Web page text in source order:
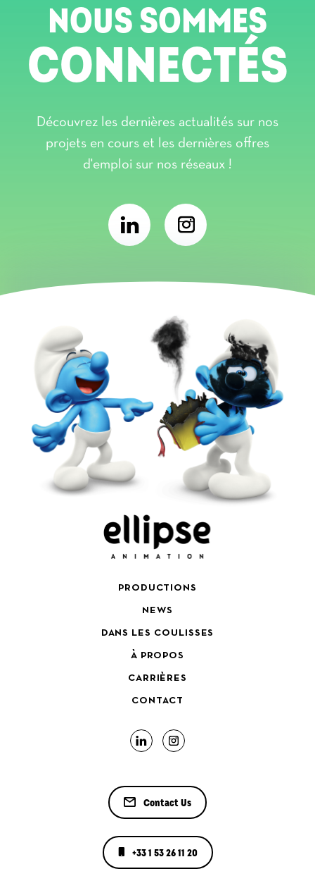
NOUS SOMMES
CONNECTÉS
Découvrez les dernières actualités sur nos
projets en cours et les dernières offres
d'emploi sur nos réseaux !
PRODUCTIONS
NEWS
DANS LES COULISSES
À PROPOS
CARRIÈRES
CONTACT
Contact Us
+33 1 53 26 11 20